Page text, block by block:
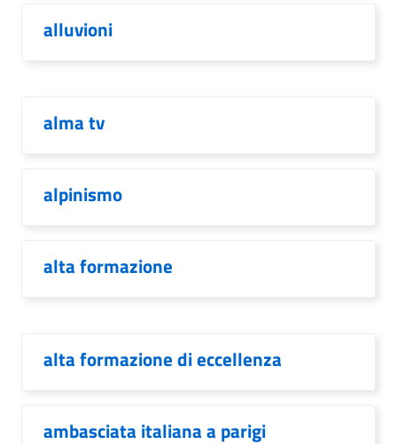
alluvioni
alma tv
alpinismo
alta formazione
alta formazione di eccellenza
ambasciata italiana a parigi